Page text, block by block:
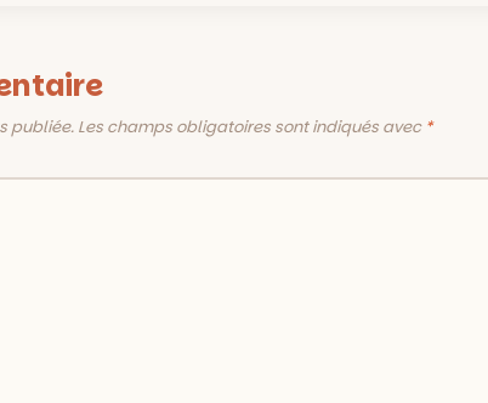
publiée. Les champs obligatoires sont indiqués avec *